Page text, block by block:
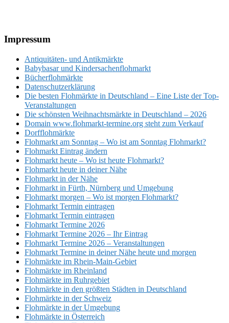
Footer
Impressum
Antiquitäten- und Antikmärkte
Babybasar und Kindersachenflohmarkt
Bücherflohmärkte
Datenschutzerklärung
Die besten Flohmärkte in Deutschland – Eine Liste der Top-
Veranstaltungen
Die schönsten Weihnachtsmärkte in Deutschland – 2026
Domain www.flohmarkt-termine.org steht zum Verkauf
Dorfflohmärkte
Flohmarkt am Sonntag – Wo ist am Sonntag Flohmarkt?
Flohmarkt Eintrag ändern
Flohmarkt heute – Wo ist heute Flohmarkt?
Flohmarkt heute in deiner Nähe
Flohmarkt in der Nähe
Flohmarkt in Fürth, Nürnberg und Umgebung
Flohmarkt morgen – Wo ist morgen Flohmarkt?
Flohmarkt Termin eintragen
Flohmarkt Termin eintragen
Flohmarkt Termine 2026
Flohmarkt Termine 2026 – Ihr Eintrag
Flohmarkt Termine 2026 – Veranstaltungen
Flohmarkt Termine in deiner Nähe heute und morgen
Flohmärkte im Rhein-Main-Gebiet
Flohmärkte im Rheinland
Flohmärkte im Ruhrgebiet
Flohmärkte in den größten Städten in Deutschland
Flohmärkte in der Schweiz
Flohmärkte in der Umgebung
Flohmärkte in Österreich